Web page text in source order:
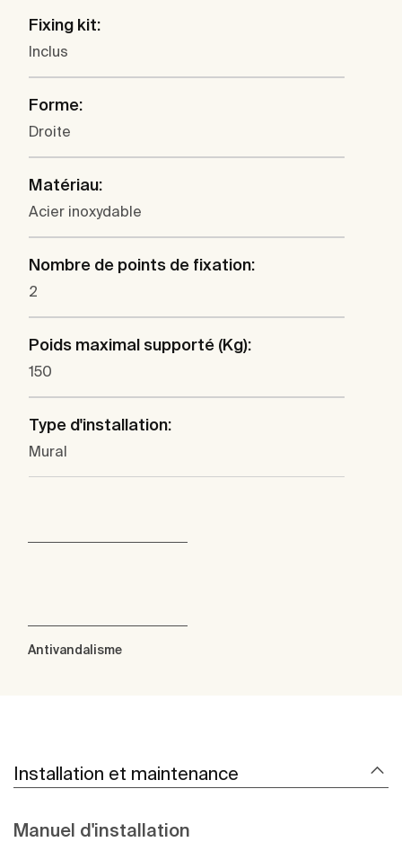
Fixing kit:
Inclus
Forme:
Droite
Matériau:
Acier inoxydable
Nombre de points de fixation:
2
Poids maximal supporté (Kg):
150
Type d'installation:
Mural
Antivandalisme
Installation et maintenance
Manuel d'installation